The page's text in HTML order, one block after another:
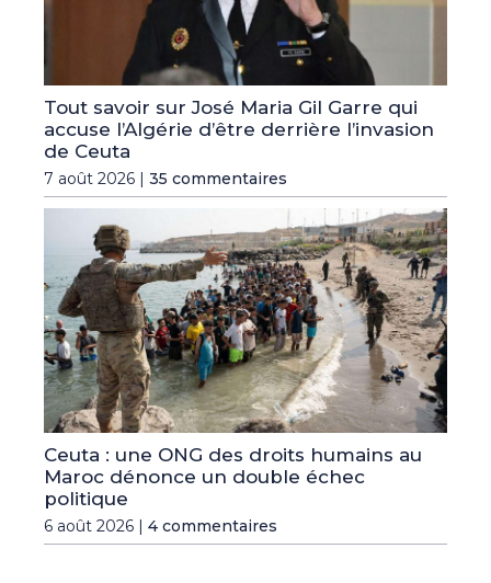
Tout savoir sur José Maria Gil Garre qui
accuse l’Algérie d’être derrière l’invasion
de Ceuta
7 août 2026 | 35 commentaires
Ceuta : une ONG des droits humains au
Maroc dénonce un double échec
politique
6 août 2026 | 4 commentaires